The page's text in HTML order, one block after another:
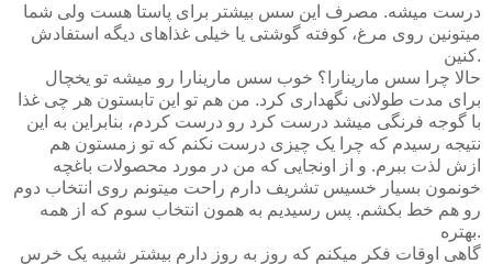
درست میشه. مصرف این سس بیشتر برای پاستا هست ولی شما
میتونین روی مرغ، کوفته گوشتی یا خیلی غذاهای دیگه استفادش
کنین.
حالا چرا سس مارینارا؟ خوب سس مارینارا رو میشه تو یخچال
برای مدت طولانی نگهداری کرد. من هم تو این تابستون هر چی غذا
با گوجه فرنگی میشد درست کرد رو درست کردم، بنابراین به این
نتیجه رسیدم که چرا یک چیزی درست نکنم که تو زمستون هم
ازش لذت ببرم. و از اونجایی که من در مورد محصولات باغچه
خونمون بسیار خسیس تشریف دارم راحت میتونم روی انتخاب دوم
رو هم خط بکشم. پس رسیدیم به همون انتخاب سوم که از همه
بهتره.
گاهی اوقات فکر میکنم که روز به روز دارم بیشتر شبیه یک خرس